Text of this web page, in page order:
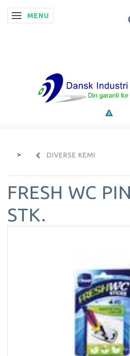
SKIFTE NAVIGATION
MENU
DIVERSE KEMI
FRESH WC
STK.